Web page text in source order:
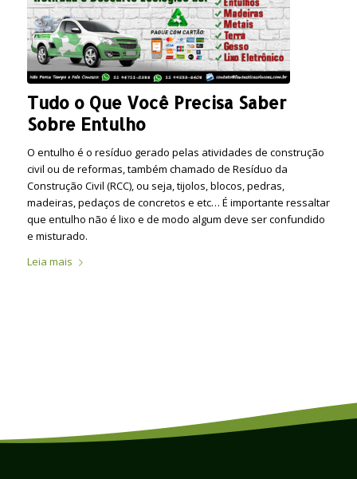
Tudo o Que Você Precisa Saber
Sobre Entulho
O entulho é o resíduo gerado pelas atividades de construção
civil ou de reformas, também chamado de Resíduo da
Construção Civil (RCC), ou seja, tijolos, blocos, pedras,
madeiras, pedaços de concretos e etc… É importante ressaltar
que entulho não é lixo e de modo algum deve ser confundido
e misturado.
Leia mais